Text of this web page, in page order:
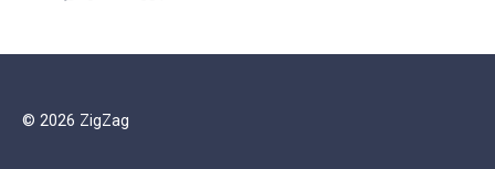
© 2026 ZigZag